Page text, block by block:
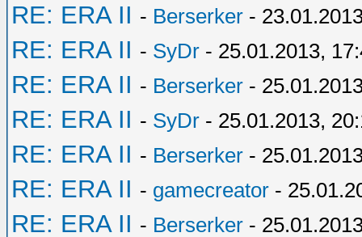
RE: ERA II - Berserker -
RE: ERA II - SyDr - 25.01.2013,
RE: ERA II - Berserker -
RE: ERA II - SyDr - 25.01.2013,
RE: ERA II - Berserker -
RE: ERA II - gamecreator -
RE: ERA II - Berserker -